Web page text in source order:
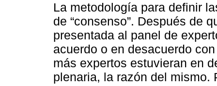
La metodología para definir
de “consenso”. Después de
presentada al panel de
acuerdo o en desacuerdo
más expertos estuvieran en
plenaria, la razón del mismo.